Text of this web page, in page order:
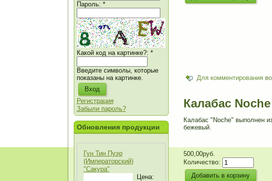
Пароль: *
Какой код на картинке?: *
Введите символы, которые
показаны на картинке.
Регистрация
Забыли пароль?
Обновления продукции
Гун Тин Пуэр
(Императорский)
"Сакура"
Цена:
Для комментирования
Калабас
Калабас "Noche" выполнен
бежевый.
500,00руб.
Количество: